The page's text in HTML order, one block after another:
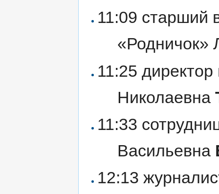
11:09 старший
«Родничок»
11:25
Николаевна
11:33
Васильевна
12:13